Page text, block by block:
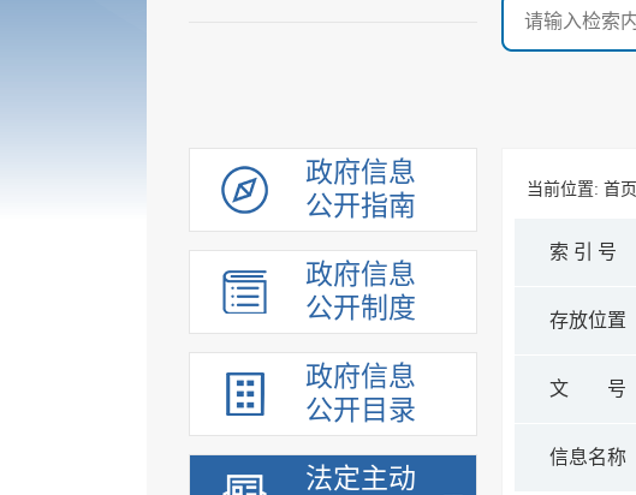
政府信息
公开指南
政府信息
公开制度
政府信息
公开目录
法定主动
当前位置: 首页
索 引 号
存放位置
文 号
信息名称